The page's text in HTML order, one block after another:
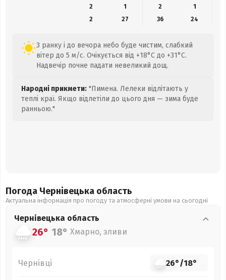
2
1 2
1
2
27 36 24
З ранку і до вечора небо буде чистим, слабкий
вітер до 5 м/с. Очікується від +18°C до +31°C.
Надвечір почне падати невеликий дощ.
Народні прикмети: "Пимена. Лелеки відлітають у
теплі краї. Якщо відлетіли до цього дня — зима буде
ранньою."
Погода Чернівецька область
Актуальна інформація про погоду та атмосферні умови на сьогодні
Чернівецька область
26° 18° Хмарно, зливи
Чернівці 26°/18°